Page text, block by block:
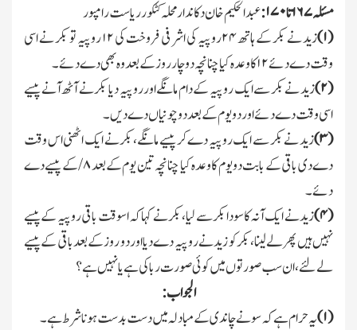
مسئلہ۱۶۷تا۱۷۰: عبدالحکیم خان دکاندار محلہ کٹکور ریاست رامپور
(۱) زید نے بکر کے ہاتھ۲۴روپیہ کی اشرفی فروخت کی۱۲روپیہ تو بکر نے اسی
وقت دے دئے۱۲کا وعدہ کیا چنانچہ دوچار روز کے بعد وہ بھی دے دئے۔
(۲) زید نے بکر سے ایك روپیہ کے دام مانگےاور روپیہ دیا بکر نے آٹھ آنے پیسے
اسی وقت دے دئے اور دو یوم کے بعد دو چونیاں دے دیں۔
(۳) زید نے بکر سے ایك روپیہ دے کر پیسے مانگے،بکر نے ایك اٹھنی اس وقت
دے دی باقی کے بابت دو یوم کا وعدہ کیا چنانچہ تین یوم کے بعد۸/ کے پیسے دے
دئے۔
(۴) زید نے ایك آنہ کا سودابکر سے لیا،بکر نے کہا کہ اسوقت باقی روپیہ کے پیسے
نہیں ہیں پھر لے لینا،بکر کو زید نے روپیہ دے دیا اور دو روز کے بعد باقی کے پیسے
لے لئے،ان سب صورتوں میں کوئی صورت ربا کی ہے یانہیں ہے؟
الجواب:
(۱) یہ حرام ہے کہ سونے چاندی کے مبادلہ میں دست بدست ہونا شرط ہے۔